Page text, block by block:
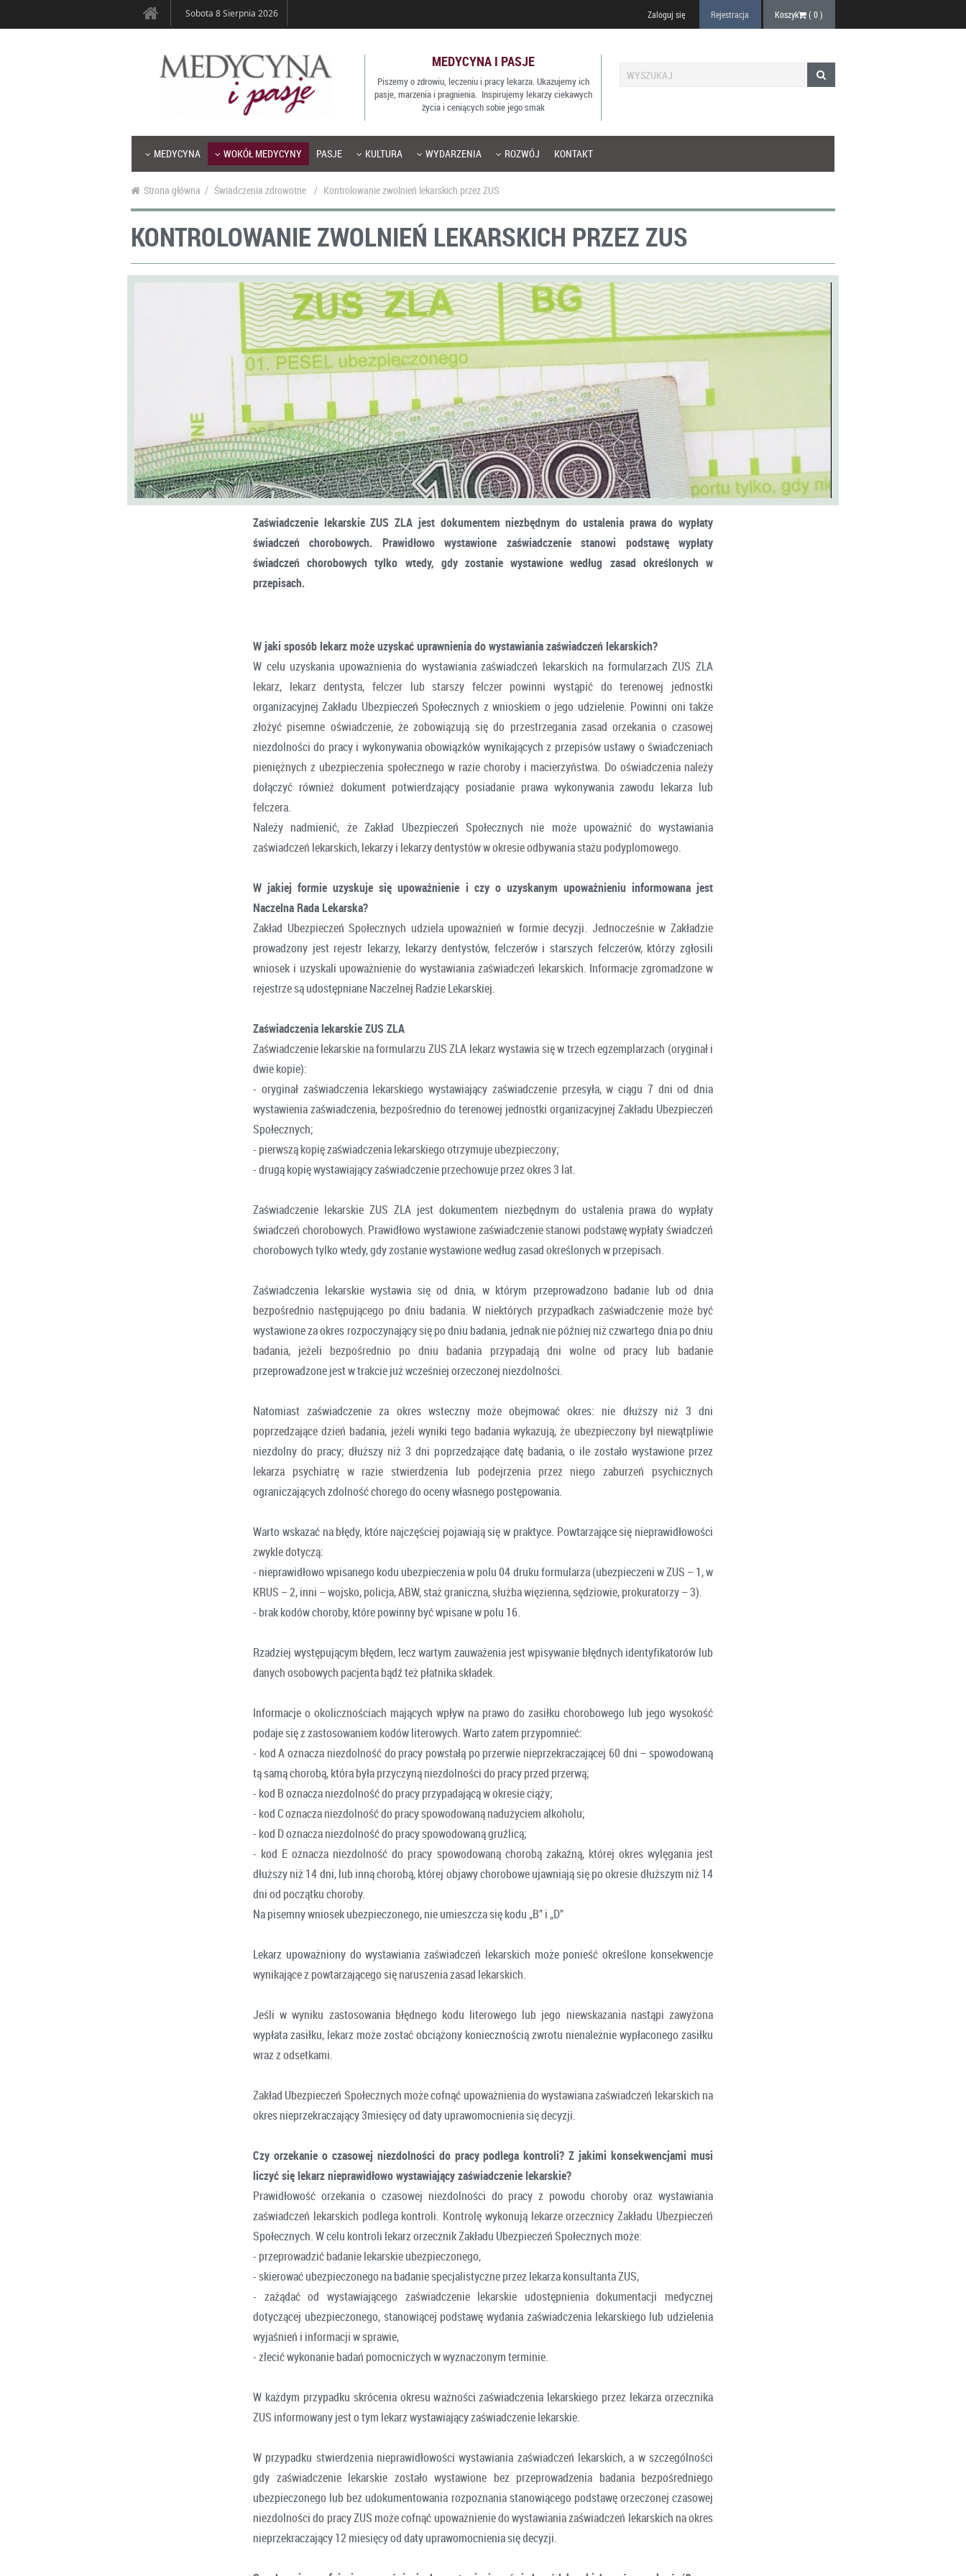
Sobota 8 Sierpnia 2026 Zaloguj się Rejestracja Koszyk (0)
MEDYCYNA I PASJE
Piszemy o zdrowiu, leczeniu i pracy lekarza. Ukazujemy ich
pasje, marzenia i pragnienia. Inspirujemy lekarzy ciekawych
życia i ceniących sobie jego smak
MEDYCYNA WOKÓŁ MEDYCYNY PASJE KULTURA WYDARZENIA ROZWÓJ KONTAKT
Strona główna / Świadczenia zdrowotne / Kontrolowanie zwolnień lekarskich przez ZUS
KONTROLOWANIE ZWOLNIEŃ LEKARSKICH PRZEZ ZUS
Zaświadczenie lekarskie ZUS ZLA jest dokumentem niezbędnym do ustalenia prawa do wypłaty
świadczeń chorobowych. Prawidłowo wystawione zaświadczenie stanowi podstawę wypłaty
świadczeń chorobowych tylko wtedy, gdy zostanie wystawione według zasad określonych w
przepisach.
W jaki sposób lekarz może uzyskać uprawnienia do wystawiania zaświadczeń lekarskich?
W celu uzyskania upoważnienia do wystawiania zaświadczeń lekarskich na formularzach ZUS ZLA
lekarz, lekarz dentysta, felczer lub starszy felczer powinni wystąpić do terenowej jednostki
organizacyjnej Zakładu Ubezpieczeń Społecznych z wnioskiem o jego udzielenie. Powinni oni także
złożyć pisemne oświadczenie, że zobowiązują się do przestrzegania zasad orzekania o czasowej
niezdolności do pracy i wykonywania obowiązków wynikających z przepisów ustawy o świadczeniach
pieniężnych z ubezpieczenia społecznego w razie choroby i macierzyństwa. Do oświadczenia należy
dołączyć również dokument potwierdzający posiadanie prawa wykonywania zawodu lekarza lub
felczera.
Należy nadmienić, że Zakład Ubezpieczeń Społecznych nie może upoważnić do wystawiania
zaświadczeń lekarskich, lekarzy i lekarzy dentystów w okresie odbywania stażu podyplomowego.
W jakiej formie uzyskuje się upoważnienie i czy o uzyskanym upoważnieniu informowana jest
Naczelna Rada Lekarska?
Zakład Ubezpieczeń Społecznych udziela upoważnień w formie decyzji. Jednocześnie w Zakładzie
prowadzony jest rejestr lekarzy, lekarzy dentystów, felczerów i starszych felczerów, którzy zgłosili
wniosek i uzyskali upoważnienie do wystawiania zaświadczeń lekarskich. Informacje zgromadzone w
rejestrze są udostępniane Naczelnej Radzie Lekarskiej.
Zaświadczenia lekarskie ZUS ZLA
Zaświadczenie lekarskie na formularzu ZUS ZLA lekarz wystawia się w trzech egzemplarzach (oryginał i
dwie kopie):
- oryginał zaświadczenia lekarskiego wystawiający zaświadczenie przesyła, w ciągu 7 dni od dnia
wystawienia zaświadczenia, bezpośrednio do terenowej jednostki organizacyjnej Zakładu Ubezpieczeń
Społecznych;
- pierwszą kopię zaświadczenia lekarskiego otrzymuje ubezpieczony;
- drugą kopię wystawiający zaświadczenie przechowuje przez okres 3 lat.
Zaświadczenie lekarskie ZUS ZLA jest dokumentem niezbędnym do ustalenia prawa do wypłaty
świadczeń chorobowych. Prawidłowo wystawione zaświadczenie stanowi podstawę wypłaty świadczeń
chorobowych tylko wtedy, gdy zostanie wystawione według zasad określonych w przepisach.
Zaświadczenia lekarskie wystawia się od dnia, w którym przeprowadzono badanie lub od dnia
bezpośrednio następującego po dniu badania. W niektórych przypadkach zaświadczenie może być
wystawione za okres rozpoczynający się po dniu badania, jednak nie później niż czwartego dnia po dniu
badania, jeżeli bezpośrednio po dniu badania przypadają dni wolne od pracy lub badanie
przeprowadzone jest w trakcie już wcześniej orzeczonej niezdolności.
Natomiast zaświadczenie za okres wsteczny może obejmować okres: nie dłuższy niż 3 dni
poprzedzające dzień badania, jeżeli wyniki tego badania wykazują, że ubezpieczony był niewątpliwie
niezdolny do pracy; dłuższy niż 3 dni poprzedzające datę badania, o ile zostało wystawione przez
lekarza psychiatrę w razie stwierdzenia lub podejrzenia przez niego zaburzeń psychicznych
ograniczających zdolność chorego do oceny własnego postępowania.
Warto wskazać na błędy, które najczęściej pojawiają się w praktyce. Powtarzające się nieprawidłowości
zwykle dotyczą:
- nieprawidłowo wpisanego kodu ubezpieczenia w polu 04 druku formularza (ubezpieczeni w ZUS – 1, w
KRUS – 2, inni – wojsko, policja, ABW, staż graniczna, służba więzienna, sędziowie, prokuratorzy – 3).
- brak kodów choroby, które powinny być wpisane w polu 16.
Rzadziej występującym błędem, lecz wartym zauważenia jest wpisywanie błędnych identyfikatorów lub
danych osobowych pacjenta bądź też płatnika składek.
Informacje o okolicznościach mających wpływ na prawo do zasiłku chorobowego lub jego wysokość
podaje się z zastosowaniem kodów literowych. Warto zatem przypomnieć:
- kod A oznacza niezdolność do pracy powstałą po przerwie nieprzekraczającej 60 dni – spowodowaną
tą samą chorobą, która była przyczyną niezdolności do pracy przed przerwą;
- kod B oznacza niezdolność do pracy przypadającą w okresie ciąży;
- kod C oznacza niezdolność do pracy spowodowaną nadużyciem alkoholu;
- kod D oznacza niezdolność do pracy spowodowaną gruźlicą;
- kod E oznacza niezdolność do pracy spowodowaną chorobą zakaźną, której okres wylęgania jest
dłuższy niż 14 dni, lub inną chorobą, której objawy chorobowe ujawniają się po okresie dłuższym niż 14
dni od początku choroby.
Na pisemny wniosek ubezpieczonego, nie umieszcza się kodu „B” i „D”
Lekarz upoważniony do wystawiania zaświadczeń lekarskich może ponieść określone konsekwencje
wynikające z powtarzającego się naruszenia zasad lekarskich.
Jeśli w wyniku zastosowania błędnego kodu literowego lub jego niewskazania nastąpi zawyżona
wypłata zasiłku, lekarz może zostać obciążony koniecznością zwrotu nienależnie wypłaconego zasiłku
wraz z odsetkami.
Zakład Ubezpieczeń Społecznych może cofnąć upoważnienia do wystawiana zaświadczeń lekarskich na
okres nieprzekraczający 3miesięcy od daty uprawomocnienia się decyzji.
Czy orzekanie o czasowej niezdolności do pracy podlega kontroli? Z jakimi konsekwencjami musi
liczyć się lekarz nieprawidłowo wystawiający zaświadczenie lekarskie?
Prawidłowość orzekania o czasowej niezdolności do pracy z powodu choroby oraz wystawiania
zaświadczeń lekarskich podlega kontroli. Kontrolę wykonują lekarze orzecznicy Zakładu Ubezpieczeń
Społecznych. W celu kontroli lekarz orzecznik Zakładu Ubezpieczeń Społecznych może:
- przeprowadzić badanie lekarskie ubezpieczonego,
- skierować ubezpieczonego na badanie specjalistyczne przez lekarza konsultanta ZUS,
- zażądać od wystawiającego zaświadczenie lekarskie udostępnienia dokumentacji medycznej
dotyczącej ubezpieczonego, stanowiącej podstawę wydania zaświadczenia lekarskiego lub udzielenia
wyjaśnień i informacji w sprawie,
- zlecić wykonanie badań pomocniczych w wyznaczonym terminie.
W każdym przypadku skrócenia okresu ważności zaświadczenia lekarskiego przez lekarza orzecznika
ZUS informowany jest o tym lekarz wystawiający zaświadczenie lekarskie.
W przypadku stwierdzenia nieprawidłowości wystawiania zaświadczeń lekarskich, a w szczególności
gdy zaświadczenie lekarskie zostało wystawione bez przeprowadzenia badania bezpośredniego
ubezpieczonego lub bez udokumentowania rozpoznania stanowiącego podstawę orzeczonej czasowej
niezdolności do pracy ZUS może cofnąć upoważnienie do wystawiania zaświadczeń lekarskich na okres
nieprzekraczający 12 miesięcy od daty uprawomocnienia się decyzji.